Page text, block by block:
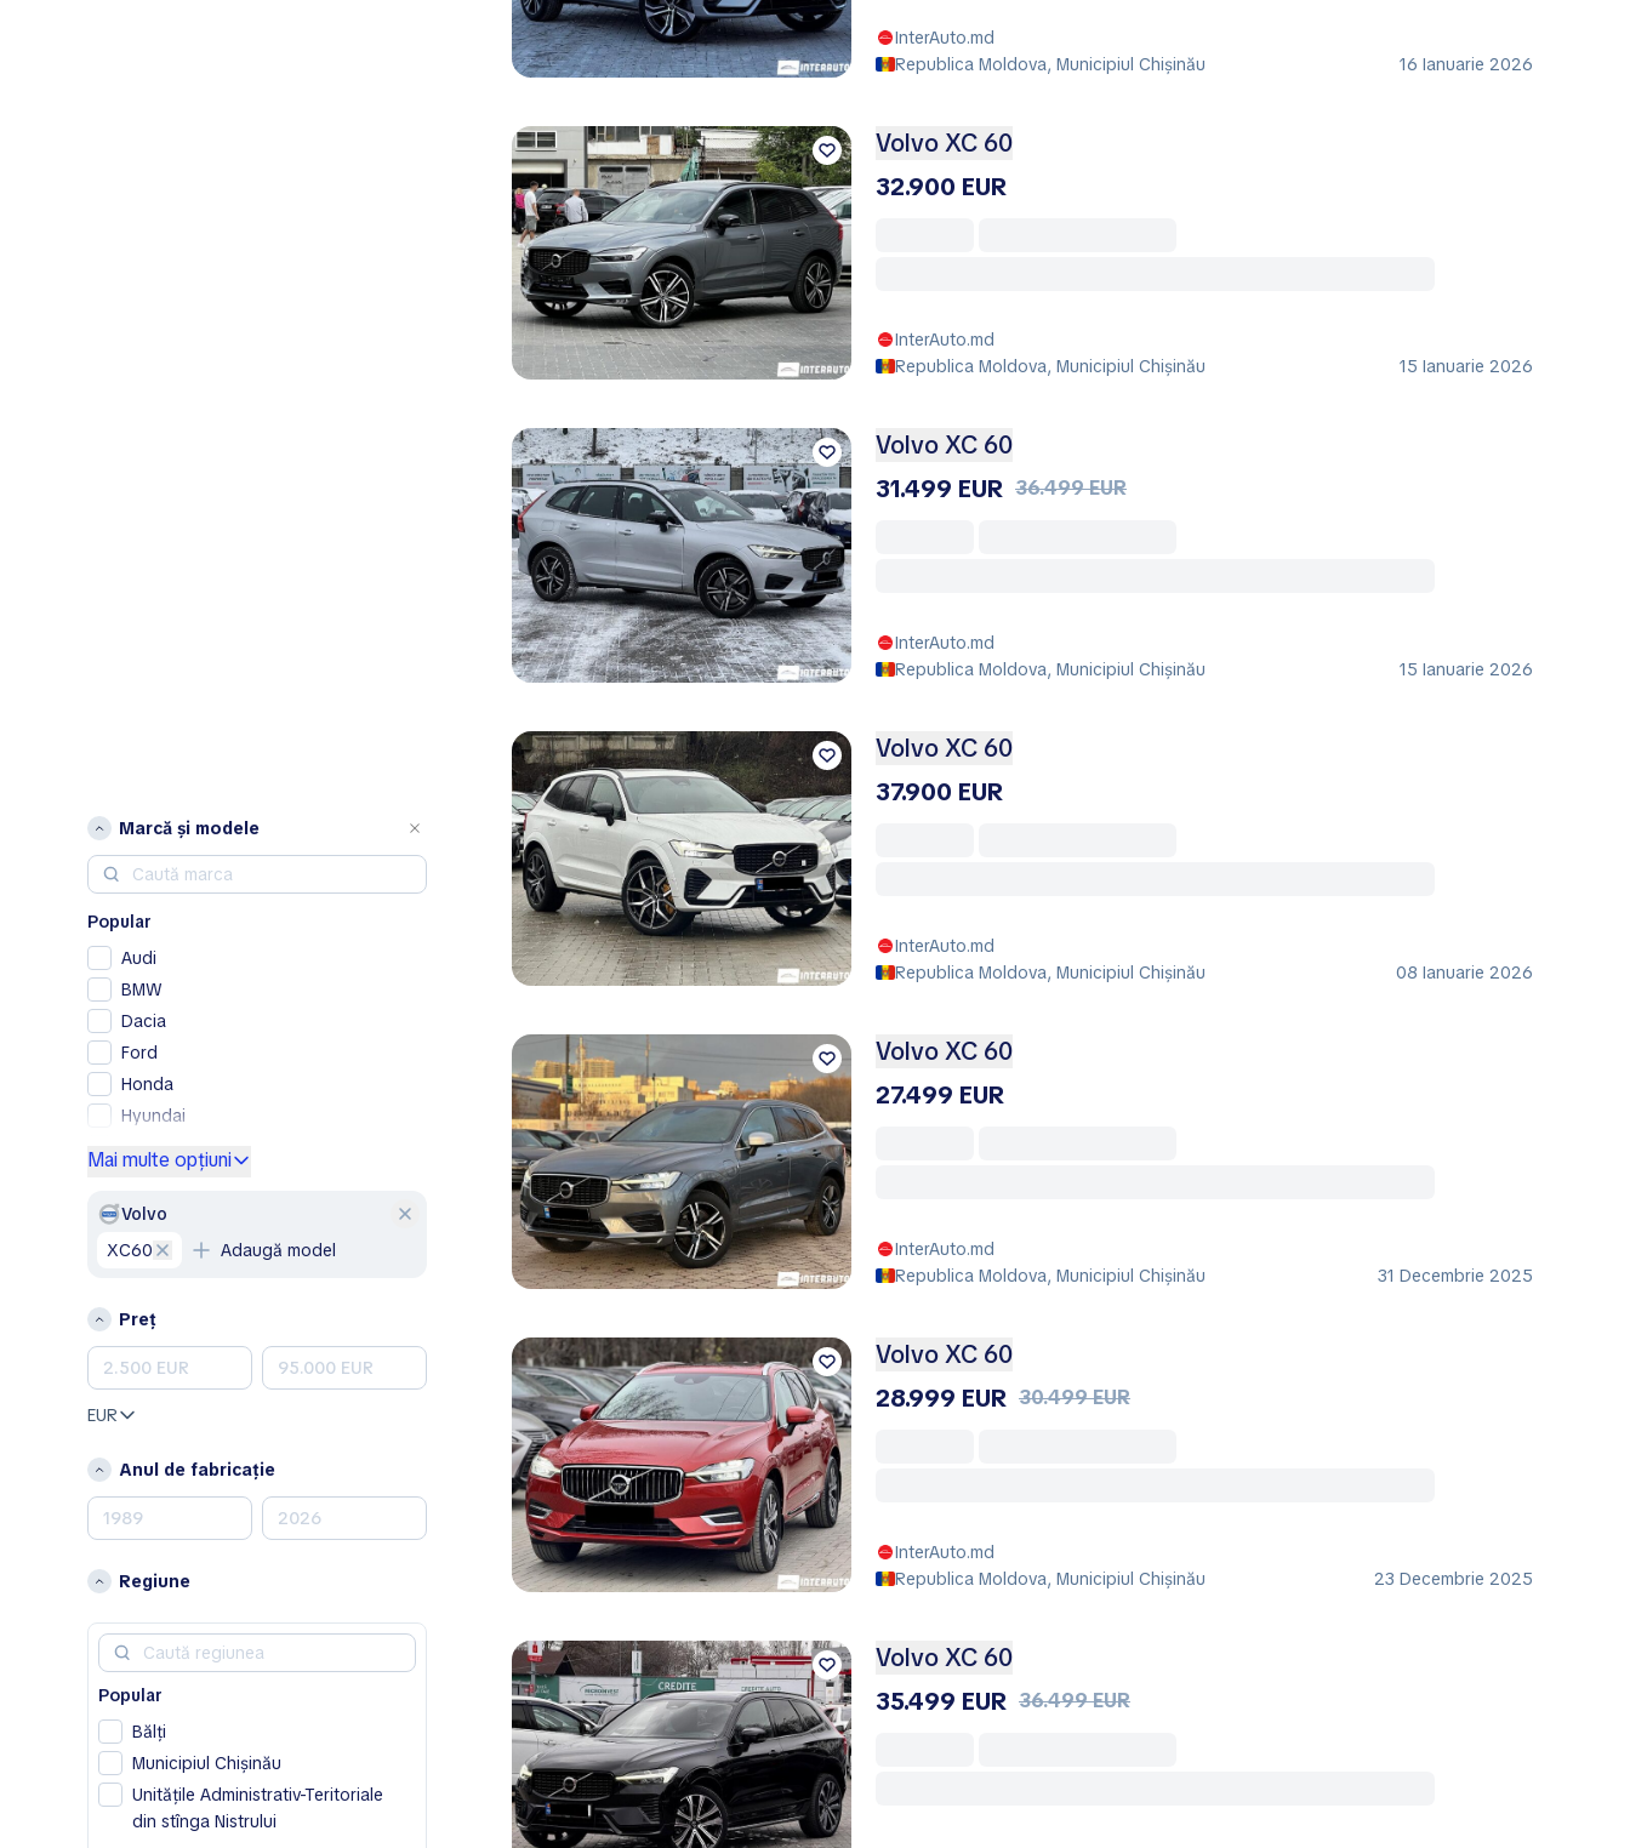
Marcă și modele
Popular
Audi
BMW
Dacia
Ford
Honda
Hyundai
Mercedes-Benz
Nissan
Porsche
Renault
Volkswagen
Volvo
A
Acura
Aston Martin
Avatr
BAIC
Bentley
Bestune
Mai multe opțiuni
Volvo
XC60
Adaugă model
Preț
EUR
Anul de fabricație
Regiune
Popular
Bălţi
Municipiul Chișinău
Unitățile Administrativ-Teritoriale
din stînga Nistrului
InterAuto.md
Republica Moldova, Municipiul Chișinău
16 Ianuarie 2026
Volvo XC 60
32.900 EUR
InterAuto.md
Republica Moldova, Municipiul Chișinău
15 Ianuarie 2026
Volvo XC 60
31.499 EUR 36.499 EUR
InterAuto.md
Republica Moldova, Municipiul Chișinău
15 Ianuarie 2026
Volvo XC 60
37.900 EUR
InterAuto.md
Republica Moldova, Municipiul Chișinău
08 Ianuarie 2026
Volvo XC 60
27.499 EUR
InterAuto.md
Republica Moldova, Municipiul Chișinău
31 Decembrie 2025
Volvo XC 60
28.999 EUR 30.499 EUR
InterAuto.md
Republica Moldova, Municipiul Chișinău
23 Decembrie 2025
Volvo XC 60
35.499 EUR 36.499 EUR